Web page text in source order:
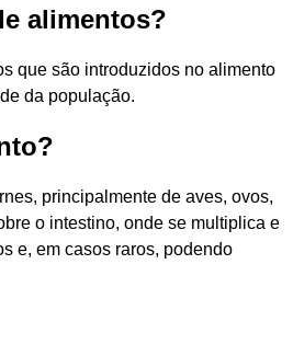
alimentos?
que são introduzidos no alimento
da população.
principalmente de aves, ovos,
o intestino, onde se multiplica e
e, em casos raros, podendo